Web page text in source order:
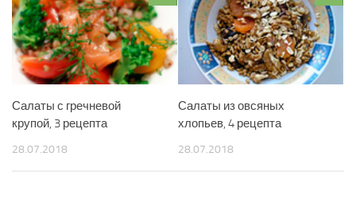
Салаты с гречневой
крупой, 3 рецепта
28.07.2018
Салаты из овсяных
хлопьев, 4 рецепта
28.07.2018